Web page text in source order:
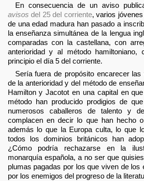
En consecuencia de un aviso
avisos del 25 del corriente, varios
de una edad madura han pasado a
la enseñanza simultánea de la lengua
comparadas con la castellana, con
anterioridad y al método hamiltoniano,
principio el día 5 del corriente.
Sería fuera de propósito encarecer
de la anterioridad y del método de
Hamilton y Jacotot en una capital en
método han producido prodigios de
numerosos caballeros de talento y
complacen en decir lo que han hecho
además lo que la Europa culta, lo que
todos los dominios británicos han
¿Cómo podría rechazarse en la
monarquía española, a no ser que
plumas pagadas por los que viven de los
por los enemigos del progreso de la